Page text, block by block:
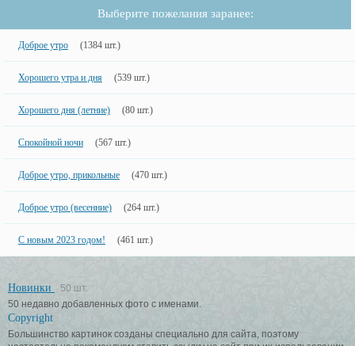
Выберите пожелания заранее:
Доброе утро (1384 шт.)
Хорошего утра и дня (539 шт.)
Хорошего дня (летние) (80 шт.)
Спокойной ночи (567 шт.)
Доброе утро, прикольные (470 шт.)
Доброе утро (весенние) (264 шт.)
С новым 2023 годом! (461 шт.)
Новинки
50 шт.
50 недавно добавленных фото с именами.
Copyright
Большинство картинок созданы специально для сайта, поэтому